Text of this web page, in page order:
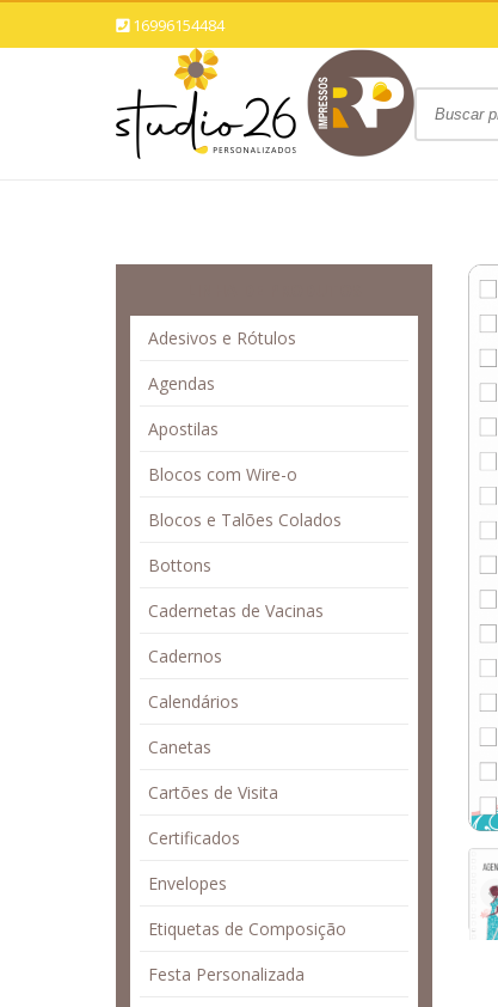
16996154484
Adesivos e Rótulos
Agendas
Apostilas
Blocos com Wire-o
Blocos e Talões Colados
Bottons
Cadernetas de Vacinas
Cadernos
Calendários
Canetas
Cartões de Visita
Certificados
Envelopes
Etiquetas de Composição
Festa Personalizada